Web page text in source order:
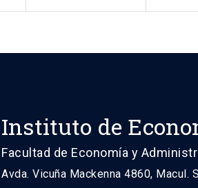
Instituto de
Facultad de Economía y
Avda. Vicuña Mackenna 4860, Macul.